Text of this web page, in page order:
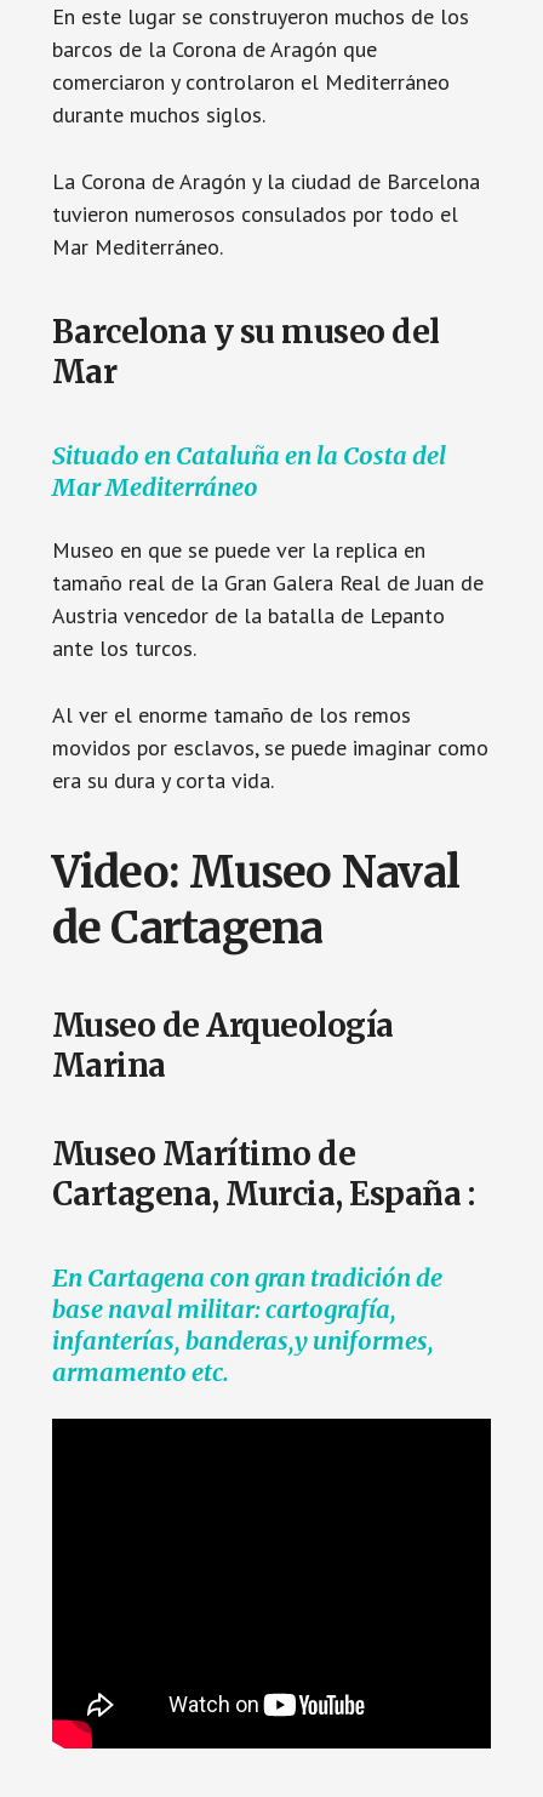
En este lugar se construyeron muchos de los
barcos de la Corona de Aragón que
comerciaron y controlaron el Mediterráneo
durante muchos siglos.
La Corona de Aragón y la ciudad de Barcelona
tuvieron numerosos consulados por todo el
Mar Mediterráneo.
Barcelona y su museo del
Mar
Situado en Cataluña en la Costa del
Mar Mediterráneo
Museo en que se puede ver la replica en
tamaño real de la Gran Galera Real de Juan de
Austria vencedor de la batalla de Lepanto
ante los turcos.
Al ver el enorme tamaño de los remos
movidos por esclavos, se puede imaginar como
era su dura y corta vida.
Video: Museo Naval
de Cartagena
Museo de Arqueología
Marina
Museo Marítimo de
Cartagena, Murcia, España :
En Cartagena con gran tradición de
base naval militar: cartografía,
infanterías, banderas,y uniformes,
armamento etc.